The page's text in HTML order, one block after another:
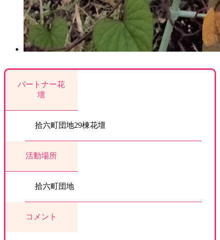
パートナー花
壇
拾六町団地29棟花壇
活動場所
拾六町団地
コメント